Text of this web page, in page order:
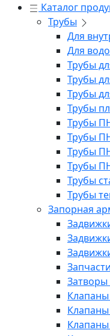
Каталог
Трубы
Для
Для
Трубы
Трубы
Трубы
Трубы
Трубы
Трубы
Трубы
Трубы
Трубы
Трубы
Запорная